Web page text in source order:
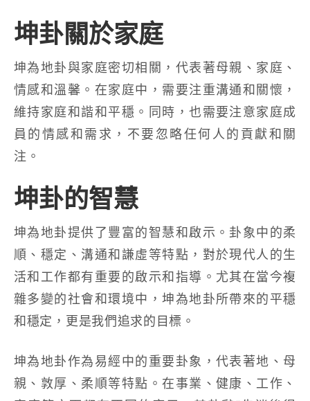
坤卦關於家庭
坤為地卦與家庭密切相關，代表著母親、家庭、
情感和溫馨。在家庭中，需要注重溝通和關懷，
維持家庭和諧和平穩。同時，也需要注意家庭成
員的情感和需求，不要忽略任何人的貢獻和關
注。
坤卦的智慧
坤為地卦提供了豐富的智慧和啟示。卦象中的柔
順、穩定、溝通和謙虛等特點，對於現代人的生
活和工作都有重要的啟示和指導。尤其在當今複
雜多變的社會和環境中，坤為地卦所帶來的平穩
和穩定，更是我們追求的目標。
坤為地卦作為易經中的重要卦象，代表著地、母
親、敦厚、柔順等特點。在事業、健康、工作、